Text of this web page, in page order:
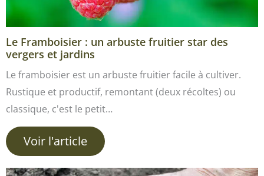
Le Framboisier : un arbuste fruitier star des
vergers et jardins
Le framboisier est un arbuste fruitier facile à cultiver.
Rustique et productif, remontant (deux récoltes) ou
classique, c'est le petit…
Voir l'article